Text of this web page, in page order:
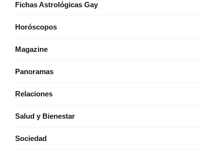
Fichas Astrológicas Gay
Horóscopos
Magazine
Panoramas
Relaciones
Salud y Bienestar
Sociedad